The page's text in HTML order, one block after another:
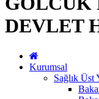
DEVLET
Kurumsal
Sağlık Üst